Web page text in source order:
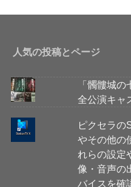
人気の投稿とページ
「髑髏城
全公演キャ
ピクセラの
やその他の
れらの設定
像・音声の
バイスを確